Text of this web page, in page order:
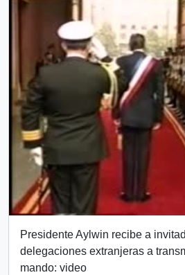
Presidente Aylwin recibe a
delegaciones extranjeras a
mando: video